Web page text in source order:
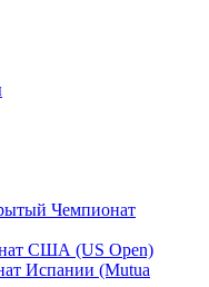
Чемпионат
США (US Open)
Испании (Mutua